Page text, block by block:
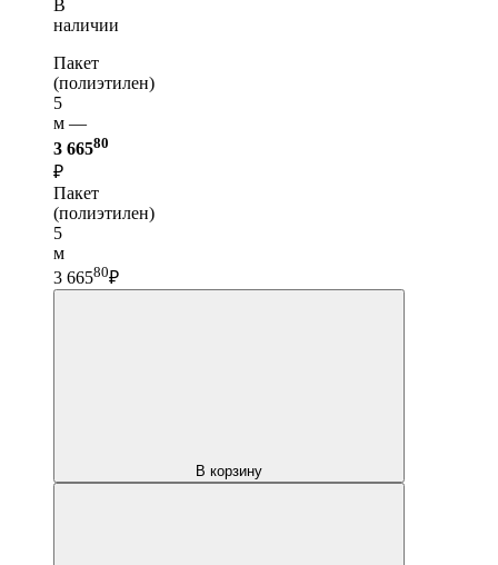
В
наличии
Пакет
(полиэтилен)
5
м —
3 66580
₽
Пакет
(полиэтилен)
5
м
3 66580₽
В корзину